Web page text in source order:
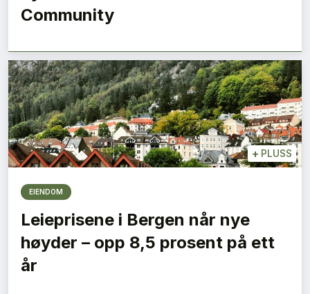
Community
+ PLUSS
EIENDOM
Leieprisene i Bergen når nye
høyder – opp 8,5 prosent på ett
år